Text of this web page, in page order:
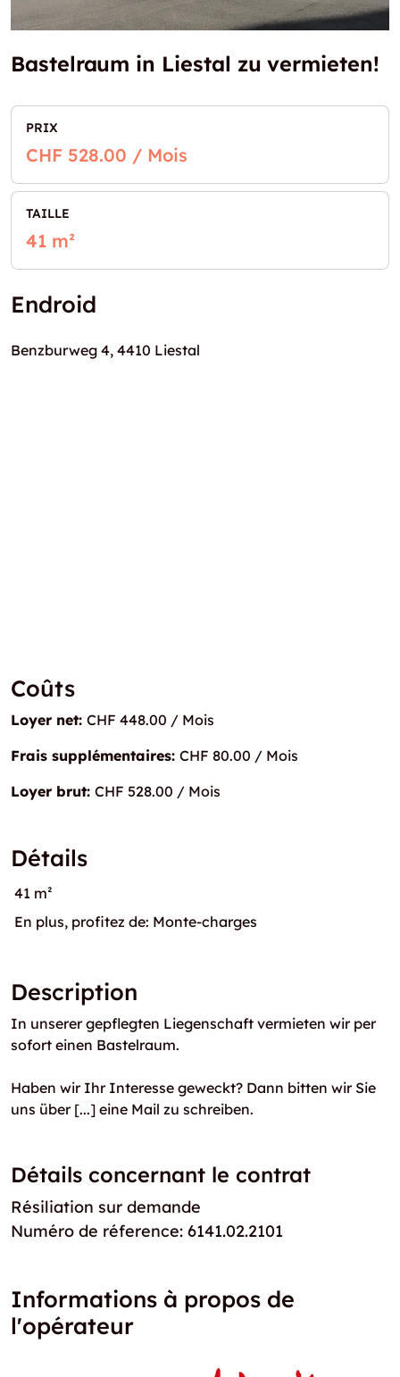
Bastelraum in Liestal zu vermieten!
PRIX
CHF 528.00 / Mois
TAILLE
41 m²
Endroid
Benzburweg 4, 4410 Liestal
Coûts
Loyer net: CHF 448.00 / Mois
Frais supplémentaires: CHF 80.00 / Mois
Loyer brut: CHF 528.00 / Mois
Détails
41 m²
En plus, profitez de: Monte-charges
Description
In unserer gepflegten Liegenschaft vermieten wir per
sofort einen Bastelraum.
Haben wir Ihr Interesse geweckt? Dann bitten wir Sie
uns über [...] eine Mail zu schreiben.
Détails concernant le contrat
Résiliation sur demande
Numéro de réference: 6141.02.2101
Informations à propos de
l'opérateur